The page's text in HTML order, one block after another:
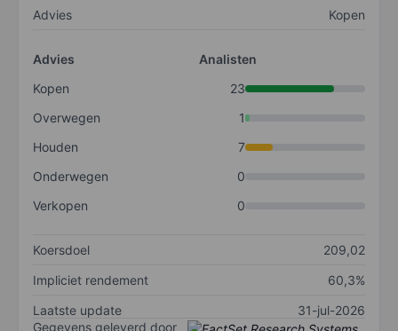
Advies Kopen
Advies
Analisten
Kopen
23
Overwegen
1
Houden
7
Onderwegen
0
Verkopen
0
Koersdoel
209,02
Impliciet rendement
60,3%
Laatste update
31-jul-2026
Gegevens geleverd door